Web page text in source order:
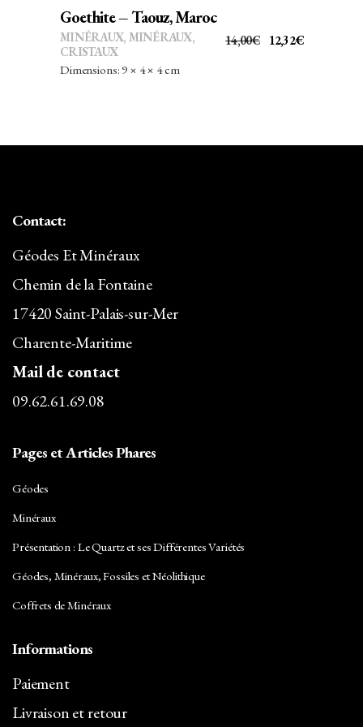
Goethite – Taouz, Maroc
14,00€
LE
12,32€LE
MINÉRAUX, MINÉRAUX,
CRISTAUX
Dimensions: 9 × 4 × 4 cm
Contact:
Géodes Et Minéraux
Chemin de la Fontaine
17420 Saint-Palais-sur-Mer
Charente-Maritime
Mail de contact
09.62.61.69.08
Pages et Articles Phares
Géodes
Minéraux
Présentation : Le Quartz et ses Différentes Variétés
Géodes, Minéraux, Fossiles et Néolithique
Coffrets de Minéraux
Informations
Paiement
Livraison et retour